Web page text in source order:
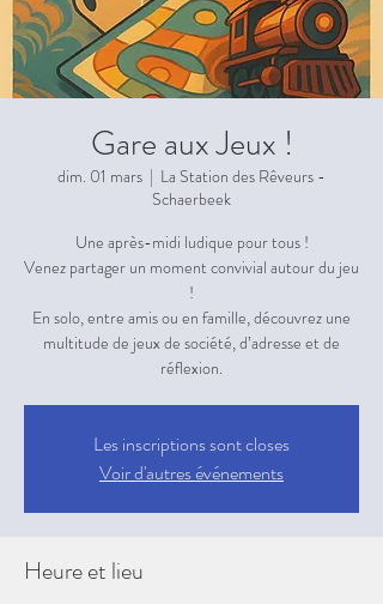
Gare aux Jeux !
dim. 01 mars
  |
La Station des Rêveurs -
Schaerbeek
Une après-midi ludique pour tous !
Venez partager un moment convivial autour du jeu
!
En solo, entre amis ou en famille, découvrez une
multitude de jeux de société, d’adresse et de
réflexion.
Les inscriptions sont closes
Voir d'autres événements
Heure et lieu